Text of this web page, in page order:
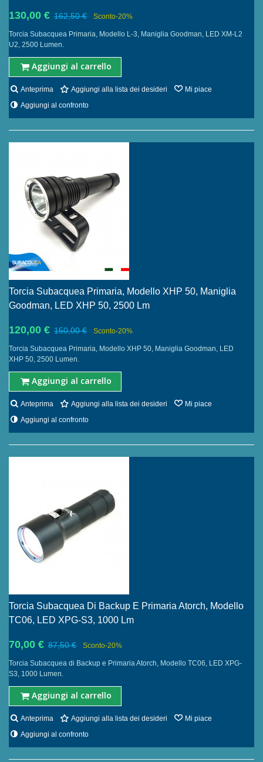
130,00 € 162,50 € Sconto-20%
Torcia Subacquea Primaria, Modello L-3, Maniglia Goodman, LED XM-L2
U2, 2500 Lumen.
Aggiungi al carrello
Anteprima Aggiungi alla lista dei desideri
Mi piace
Aggiungi al confronto
Torcia Subacquea Primaria, Modello XHP 50, Maniglia
Goodman, LED XHP 50, 2500 Lm
120,00 € 150,00 € Sconto-20%
Torcia Subacquea Primaria, Modello XHP 50, Maniglia Goodman, LED
XHP 50, 2500 Lumen.
Aggiungi al carrello
Anteprima Aggiungi alla lista dei desideri
Mi piace
Aggiungi al confronto
Torcia Subacquea Di Backup E Primaria Atorch, Modello
TC06, LED XPG-S3, 1000 Lm
70,00 € 87,50 € Sconto-20%
Torcia Subacquea di Backup e Primaria Atorch, Modello TC06, LED XPG-
S3, 1000 Lumen.
Aggiungi al carrello
Anteprima Aggiungi alla lista dei desideri
Mi piace
Aggiungi al confronto